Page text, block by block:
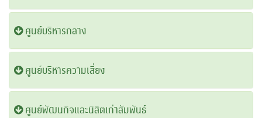
ศูนย์บริหารกลาง
ศูนย์บริหารความเสี่ยง
ศูนย์พัฒนกิจและนิสิตเก่าสัมพันธ์